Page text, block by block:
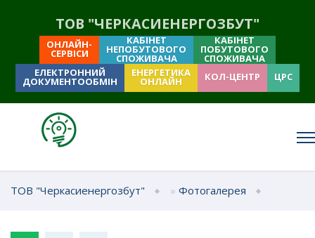
ТОВ "ЧЕРКАСИЕНЕРГОЗБУТ"
ОНЛАЙН-
СЕРВІСИ
КАБІНЕТ
НЕПОБУТОВОГО
СПОЖИВАЧА
КАБІНЕТ
ПОБУТОВОГО
СПОЖИВАЧА
ЕЛЕКТРОННИЙ
ДОКУМЕНТООБМІН
ЕНЕРГЕТИКА
ОНЛАЙН КОЛ-ЦЕНТР ЦРС
ТОВ "Черкасиенергозбут" » Фотогалерея